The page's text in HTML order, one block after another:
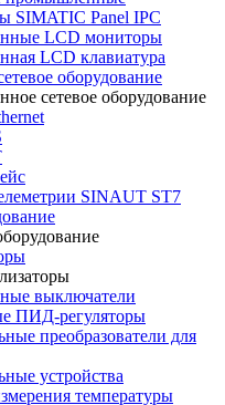
SIMATIC Panel IPC
LCD мониторы
LCD клавиатура
оборудование
сетевое оборудование
SINAUT ST7
выключатели
ПИД-регуляторы
преобразователи для
устройства
температуры